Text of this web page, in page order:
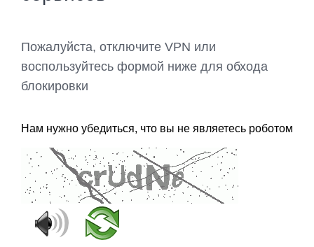
Пожалуйста, отключите VPN или
воспользуйтесь формой ниже для обхода
блокировки
Нам нужно убедиться, что вы не являетесь роботом